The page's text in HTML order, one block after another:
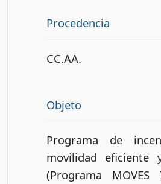
Procedencia
CC.AA.
Objeto
Programa de
movilidad eficiente
(Programa